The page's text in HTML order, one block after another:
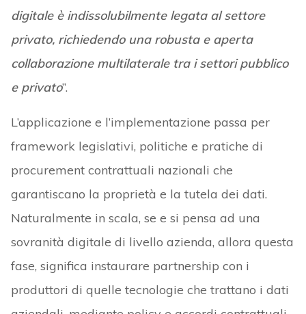
digitale è indissolubilmente legata al settore
privato, richiedendo una robusta e aperta
collaborazione multilaterale tra i settori pubblico
e privato”.
L’applicazione e l’implementazione passa per
framework legislativi, politiche e pratiche di
procurement contrattuali nazionali che
garantiscano la proprietà e la tutela dei dati.
Naturalmente in scala, se e si pensa ad una
sovranità digitale di livello azienda, allora questa
fase, significa instaurare partnership con i
produttori di quelle tecnologie che trattano i dati